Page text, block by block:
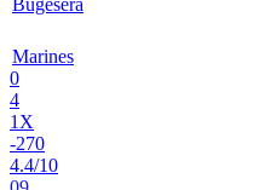
Bugesera
Marines
0
4
1X
-270
4.4/10